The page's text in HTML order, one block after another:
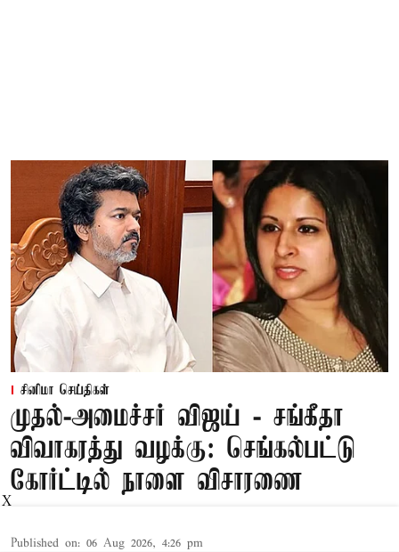
சினிமா செய்திகள்
முதல்-அமைச்சர் விஜய் - சங்கீதா
விவாகரத்து வழக்கு: செங்கல்பட்டு
கோர்ட்டில் நாளை விசாரணை
Published on: 06 Aug 2026, 4:26 pm
X